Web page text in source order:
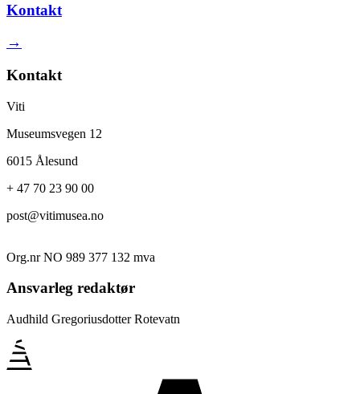
Kontakt
→
Kontakt
Viti
Museumsvegen 12
6015 Ålesund
+ 47 70 23 90 00
post@vitimusea.no
Org.nr NO 989 377 132 mva
Ansvarleg redaktør
Audhild Gregoriusdotter Rotevatn